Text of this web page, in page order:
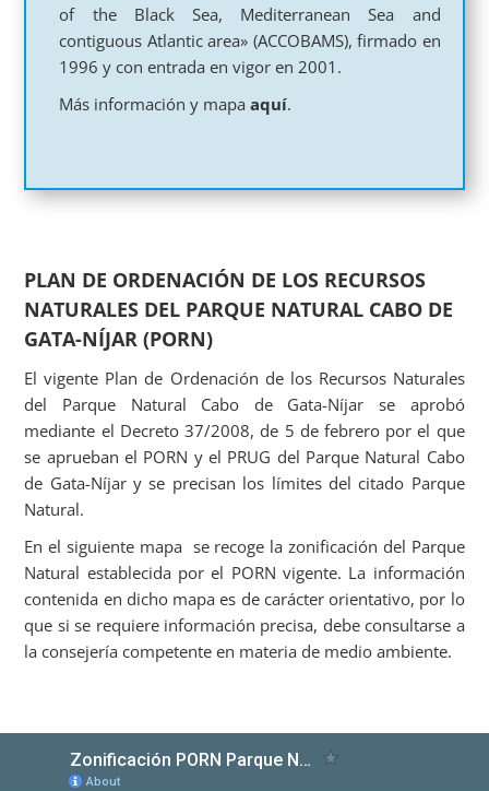
of the Black Sea, Mediterranean Sea and
contiguous Atlantic area» (ACCOBAMS), firmado en
1996 y con entrada en vigor en 2001.
Más información y mapaaquí.
PLAN DE ORDENACIÓN DE LOS RECURSOS
NATURALES DEL PARQUE NATURAL CABO DE
GATA-NÍJAR (PORN)
El vigente Plan de Ordenación de los Recursos Naturales
del Parque Natural Cabo de Gata-Níjar se aprobó
mediante el Decreto 37/2008, de 5 de febrero por el que
se aprueban el PORN y el PRUG del Parque Natural Cabo
de Gata-Níjar y se precisan los límites del citado Parque
Natural.
En el siguiente mapa se recoge la zonificación del Parque
Natural establecida por el PORN vigente. La información
contenida en dicho mapa es de carácter orientativo, por lo
que si se requiere información precisa, debe consultarse a
la consejería competente en materia de medio ambiente.